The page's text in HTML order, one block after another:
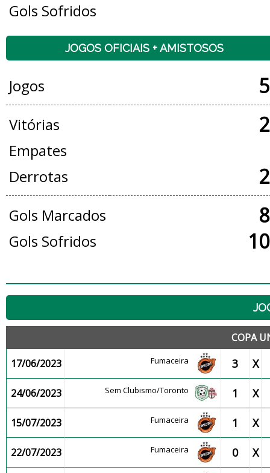
Gols Sofridos
JOGOS OFICIAIS + AMISTOSOS
Jogos
Vitórias
Empates
Derrotas
Gols Marcados
Gols Sofridos
COPA
17/06/2023
Fumaceira 3 X
24/06/2023 Sem Clubismo/Toronto 1 X
15/07/2023 Fumaceira 1 X
22/07/2023 Fumaceira 0 X